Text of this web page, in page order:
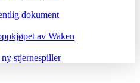
dokument
av Waken
stjernespiller